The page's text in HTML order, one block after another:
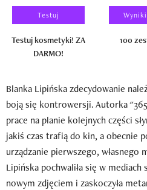
Testuj
Testuj kosmetyki! ZA
DARMO!
100
Blanka Lipińska zdecydowanie
boją się kontrowersji. Autorka
prace na planie kolejnych części
jakiś czas trafią do kin, a obecnie
urządzanie pierwszego, własnego
Lipińska pochwaliła się w mediach
nowym zdjęciem i zaskoczyła